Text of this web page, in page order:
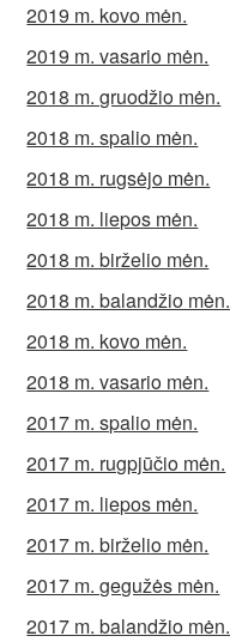
2019 m. kovo mėn.
2019 m. vasario mėn.
2018 m. gruodžio mėn.
2018 m. spalio mėn.
2018 m. rugsėjo mėn.
2018 m. liepos mėn.
2018 m. birželio mėn.
2018 m. balandžio mėn.
2018 m. kovo mėn.
2018 m. vasario mėn.
2017 m. spalio mėn.
2017 m. rugpjūčio mėn.
2017 m. liepos mėn.
2017 m. birželio mėn.
2017 m. gegužės mėn.
2017 m. balandžio mėn.